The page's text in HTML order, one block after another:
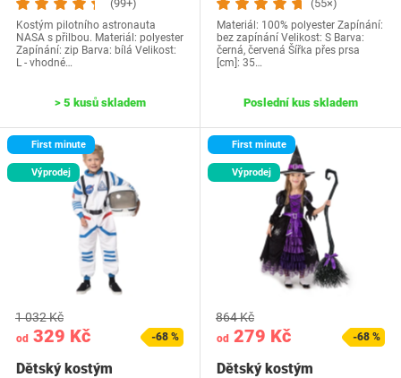
(99+)
Kostým pilotního astronauta
NASA s přilbou. Materiál: polyester
Zapínání: zip Barva: bílá Velikost:
L - vhodné…
> 5 kusů skladem
(55×)
Materiál: 100% polyester Zapínání:
bez zapínání Velikost: S Barva:
černá, červená Šířka přes prsa
[cm]: 35…
Poslední kus skladem
First minute
Výprodej
od 329 Kč
1 032 Kč
-68 %
Dětský kostým
First minute
Výprodej
od 279 Kč
864 Kč
-68 %
Dětský kostým